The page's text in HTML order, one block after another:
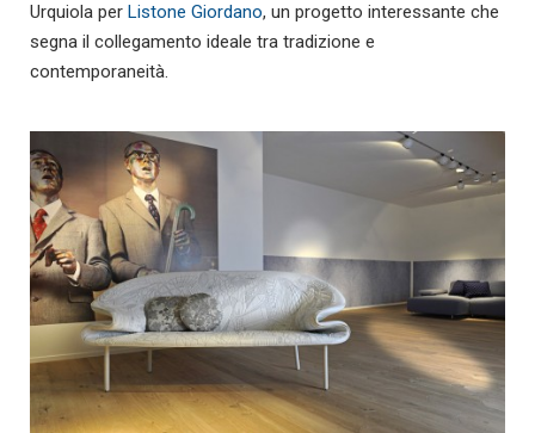
Urquiola per Listone Giordano, un progetto interessante che
segna il collegamento ideale tra tradizione e
contemporaneità.